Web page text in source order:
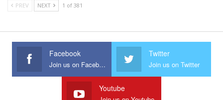
PREV NEXT 1 of 381
Facebook
Join us on Facebook
Twitter
Join us on Twitter
Youtube